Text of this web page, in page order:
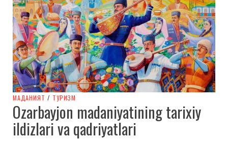
МАДАНИЯТ / ТУРИЗМ
Ozarbayjon madaniyatining tarixiy
ildizlari va qadriyatlari